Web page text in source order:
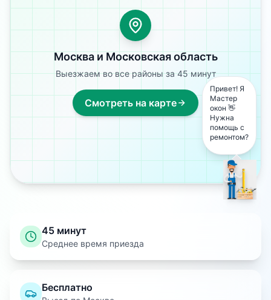
Москва и Московская область
Выезжаем во все районы за 45 минут
Смотреть на карте
45 минут
Среднее время приезда
Бесплатно
Привет! Я
Мастер
окон 👋
Нужна
помощь с
ремонтом?